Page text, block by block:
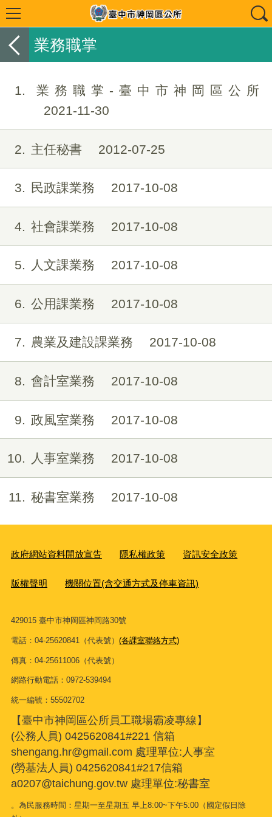
業務職掌
1
業務職掌-臺中市神岡區公所
2021-11-30
2 主任秘書 2012-07-25
3 民政課業務 2017-10-08
4 社會課業務 2017-10-08
5 人文課業務 2017-10-08
6 公用課業務 2017-10-08
7 農業及建設課業務 2017-10-08
8 會計室業務 2017-10-08
9 政風室業務 2017-10-08
10 人事室業務 2017-10-08
11 秘書室業務 2017-10-08
政府網站資料開放宣告 隱私權政策 資訊安全政策
版權聲明 機關位置(含交通方式及停車資訊)
429015 臺中市神岡區神岡路30號
電話：04-25620841（代表號） (各課室聯絡方式)
傳真：04-25611006（代表號）
網路行動電話：0972-539494
統一編號：55502702
【臺中市神岡區公所員工職場霸凌專線】
(公務人員) 0425620841#221 信箱
shengang.hr@gmail.com 處理單位:人事室
(勞基法人員) 0425620841#217信箱
a0207@taichung.gov.tw 處理單位:秘書室
。為民服務時間：星期一至星期五 早上8:00~下午5:00（國定假日除